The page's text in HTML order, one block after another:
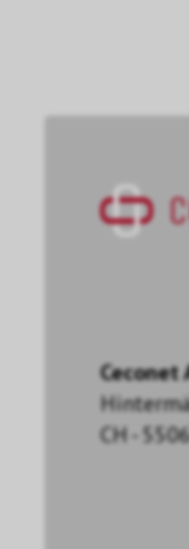
Ceconet
CH -